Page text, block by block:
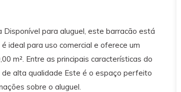
Disponível para aluguel, este barracão está
ideal para uso comercial e oferece um
m². Entre as principais características do
alta qualidade Este é o espaço perfeito
sobre o aluguel.